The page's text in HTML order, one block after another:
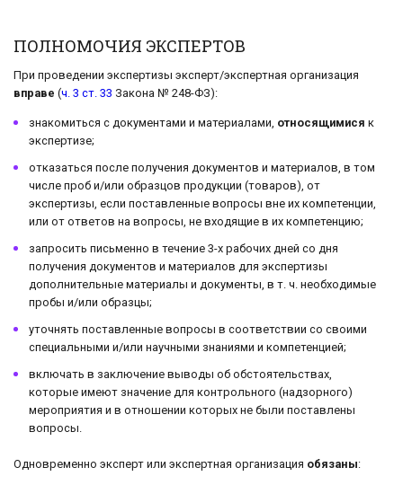
ПОЛНОМОЧИЯ ЭКСПЕРТОВ
При проведении экспертизы эксперт/экспертная организация
вправе (ч. 3 ст. 33 Закона № 248-ФЗ):
знакомиться с документами и материалами, относящимися к
экспертизе;
отказаться после получения документов и материалов, в том
числе проб и/или образцов продукции (товаров), от
экспертизы, если поставленные вопросы вне их компетенции,
или от ответов на вопросы, не входящие в их компетенцию;
запросить письменно в течение 3-х рабочих дней со дня
получения документов и материалов для экспертизы
дополнительные материалы и документы, в т. ч. необходимые
пробы и/или образцы;
уточнять поставленные вопросы в соответствии со своими
специальными и/или научными знаниями и компетенцией;
включать в заключение выводы об обстоятельствах,
которые имеют значение для контрольного (надзорного)
мероприятия и в отношении которых не были поставлены
вопросы.
Одновременно эксперт или экспертная организация обязаны: